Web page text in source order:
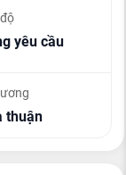
yêu cầu
thuận